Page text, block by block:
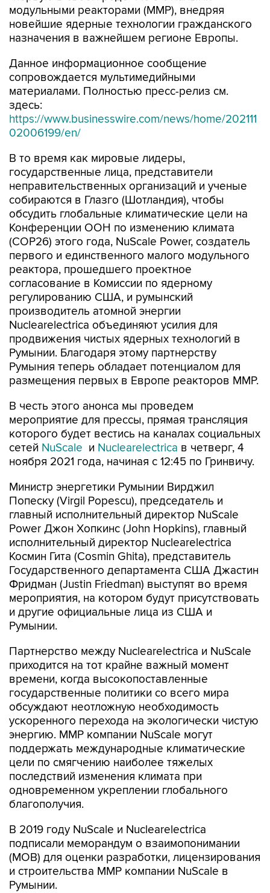
модульными реакторами (ММР), внедряя
новейшие ядерные технологии гражданского
назначения в важнейшем регионе Европы.
Данное информационное сообщение
сопровождается мультимедийными
материалами. Полностью пресс-релиз см.
здесь:
https://www.businesswire.com/news/home/202111
02006199/en/
В то время как мировые лидеры,
государственные лица, представители
неправительственных организаций и ученые
собираются в Глазго (Шотландия), чтобы
обсудить глобальные климатические цели на
Конференции ООН по изменению климата
(COP26) этого года, NuScale Power, создатель
первого и единственного малого модульного
реактора, прошедшего проектное
согласование в Комиссии по ядерному
регулированию США, и румынский
производитель атомной энергии
Nuclearelectrica объединяют усилия для
продвижения чистых ядерных технологий в
Румынии. Благодаря этому партнерству
Румыния теперь обладает потенциалом для
размещения первых в Европе реакторов ММР.
В честь этого анонса мы проведем
мероприятие для прессы, прямая трансляция
которого будет вестись на каналах социальных
сетей NuScale и Nuclearelectrica в четверг, 4
ноября 2021 года, начиная с 12:45 по Гринвичу.
Министр энергетики Румынии Вирджил
Попеску (Virgil Popescu), председатель и
главный исполнительный директор NuScale
Power Джон Хопкинс (John Hopkins), главный
исполнительный директор Nuclearelectrica
Космин Гита (Cosmin Ghita), представитель
Государственного департамента США Джастин
Фридман (Justin Friedman) выступят во время
мероприятия, на котором будут присутствовать
и другие официальные лица из США и
Румынии.
Партнерство между Nuclearelectrica и NuScale
приходится на тот крайне важный момент
времени, когда высокопоставленные
государственные политики со всего мира
обсуждают неотложную необходимость
ускоренного перехода на экологически чистую
энергию. ММР компании NuScale могут
поддержать международные климатические
цели по смягчению наиболее тяжелых
последствий изменения климата при
одновременном укреплении глобального
благополучия.
В 2019 году NuScale и Nuclearelectrica
подписали меморандум о взаимопонимании
(МОВ) для оценки разработки, лицензирования
и строительства ММР компании NuScale в
Румынии.